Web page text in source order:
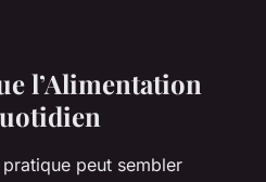
l’Alimentation
peut sembler